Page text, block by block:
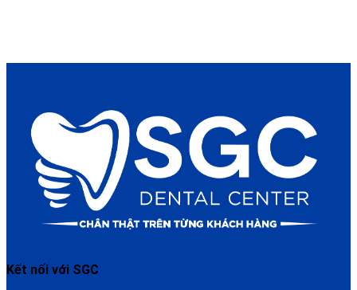
Kết nối với SGC